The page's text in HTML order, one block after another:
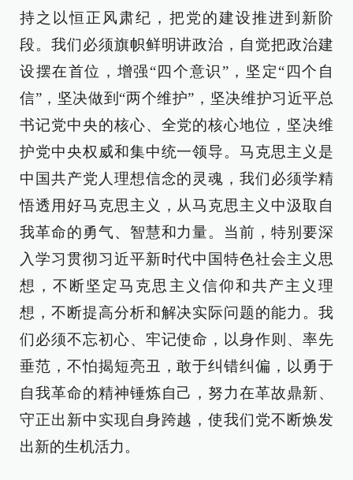
持之以恒正风肃纪，把党的建设推进到新阶
段。我们必须旗帜鲜明讲政治，自觉把政治建
设摆在首位，增强“四个意识”，坚定“四个自
信”，坚决做到“两个维护”，坚决维护习近平总
书记党中央的核心、全党的核心地位，坚决维
护党中央权威和集中统一领导。马克思主义是
中国共产党人理想信念的灵魂，我们必须学精
悟透用好马克思主义，从马克思主义中汲取自
我革命的勇气、智慧和力量。当前，特别要深
入学习贯彻习近平新时代中国特色社会主义思
想，不断坚定马克思主义信仰和共产主义理
想，不断提高分析和解决实际问题的能力。我
们必须不忘初心、牢记使命，以身作则、率先
垂范，不怕揭短亮丑，敢于纠错纠偏，以勇于
自我革命的精神锤炼自己，努力在革故鼎新、
守正出新中实现自身跨越，使我们党不断焕发
出新的生机活力。